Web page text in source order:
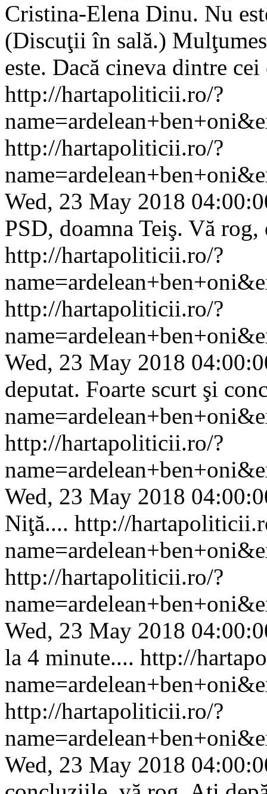
Cristina-Elena Dinu. Nu
(Discuţii în sală.)
este. Dacă cineva dintre
http://hartapoliticii.ro/?
http://hartapoliticii.ro/?
Wed, 23 May 2018
PSD, doamna Teiş. Vă
http://hartapoliticii.ro/?
http://hartapoliticii.ro/?
Wed, 23 May 2018
deputat. Foarte scurt şi
http://hartapoliticii.ro/?
Wed, 23 May 2018
Niţă.... http://
http://hartapoliticii.ro/?
Wed, 23 May 2018
la 4 minute.... http://
http://hartapoliticii.ro/?
Wed, 23 May 2018